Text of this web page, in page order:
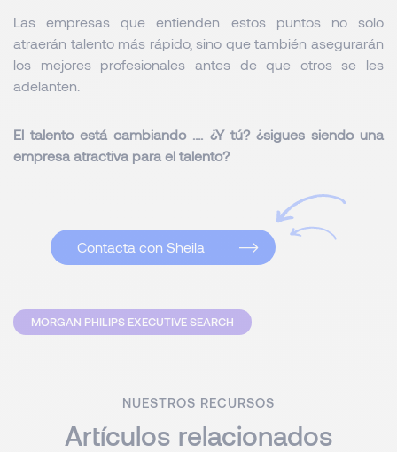
Las empresas que entienden estos puntos no solo
atraerán talento más rápido, sino que también asegurarán
los mejores profesionales antes de que otros se les
adelanten.
El talento está cambiando …. ¿Y tú? ¿sigues siendo una
empresa atractiva para el talento?
Contacta con Sheila
MORGAN PHILIPS EXECUTIVE SEARCH
NUESTROS RECURSOS
Artículos relacionados